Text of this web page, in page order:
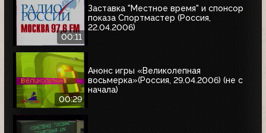
00:11
Заставка "Местное время" и спонсор
показа Спортмастер (Россия,
22.04.2006)
00:29
Анонс игры «Великолепная
восьмерка»(Россия, 29.04.2006) (не с
начала)